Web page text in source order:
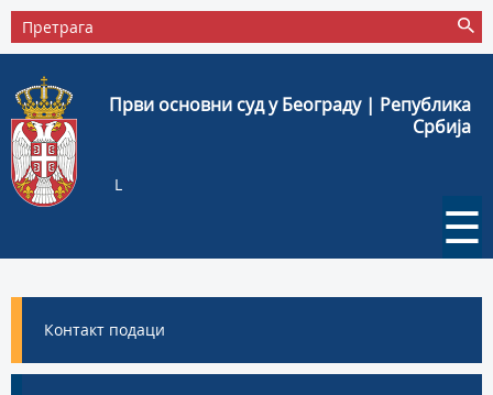
Први основни суд у Београду | Република
Србија
L
☰
Контакт подаци